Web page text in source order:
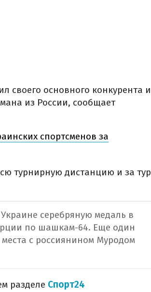
своего основного конкурента и
из России, сообщает
спортсменов за
турнирную дистанцию и за тур
серебряную медаль в
по шашкам-64. Еще один
с россиянином Муродом
разделе Спорт24